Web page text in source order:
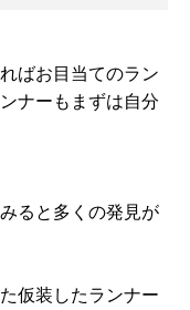
ばお目当てのラン
ナーもまずは自分
ると多くの発見が
仮装したランナー